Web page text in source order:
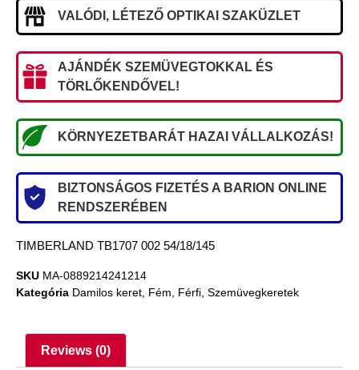
VALÓDI, LÉTEZŐ OPTIKAI SZAKÜZLET
AJÁNDÉK SZEMÜVEGTOKKAL ÉS
TÖRLŐKENDŐVEL!
KÖRNYEZETBARÁT HAZAI VÁLLALKOZÁS!
BIZTONSÁGOS FIZETÉS A BARION ONLINE
RENDSZERÉBEN
TIMBERLAND TB1707 002 54/18/145
SKU MA-0889214241214
Kategória Damilos keret Fém Férfi Szemüvegkeretek
Reviews (0)